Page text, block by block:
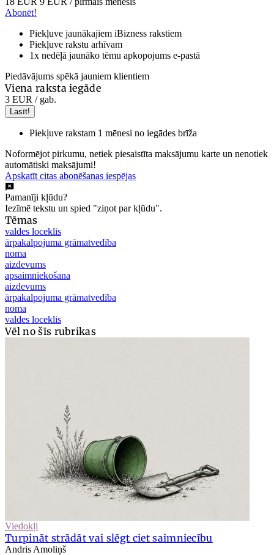
Abonēt!
Piekļuve jaunākajiem iBizness rakstiem
Piekļuve rakstu arhīvam
1x nedēļā jaunāko tēmu apkopojums e-pastā
Piedāvājums spēkā jauniem klientiem
Viena raksta iegāde
3 EUR / gab.
Lasīt!
Piekļuve rakstam 1 mēnesi no iegādes brīža
Noformējot pirkumu, netiek piesaistīta maksājumu karte un nenotiek
automātiski maksājumi!
Apskatīt citas abonēšanas iespējas
Pamanīji kļūdu?
Iezīmē tekstu un spied "ziņot par kļūdu".
Tēmas
valdes loceklis
ārpakalpojuma grāmatvedība
noma
aizdevums
apsaimniekošana
aizdevums
ārpakalpojuma grāmatvedība
noma
valdes loceklis
Vēl no šīs rubrikas
Viedokļi
Turpināt strādāt vai slēgt ciet saimniecību
Andris Amoliņš